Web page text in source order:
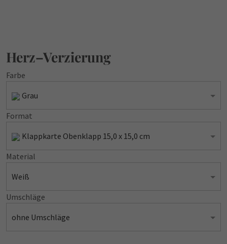
Herz–Verzierung
Farbe
Grau
Format
Klappkarte Obenklapp 15,0 x 15,0 cm
Material
Weiß
Umschläge
ohne Umschläge